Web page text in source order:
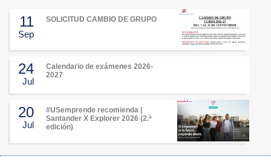
11
Sep
SOLICITUD CAMBIO DE GRUPO
24
Jul
Calendario de exámenes 2026-
2027
20
Jul
#USemprende recomienda |
Santander X Explorer 2026 (2.ª
edición)